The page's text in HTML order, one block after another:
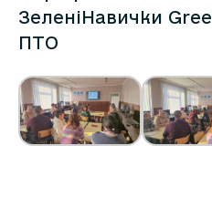
ЗеленіНавички
ПТО